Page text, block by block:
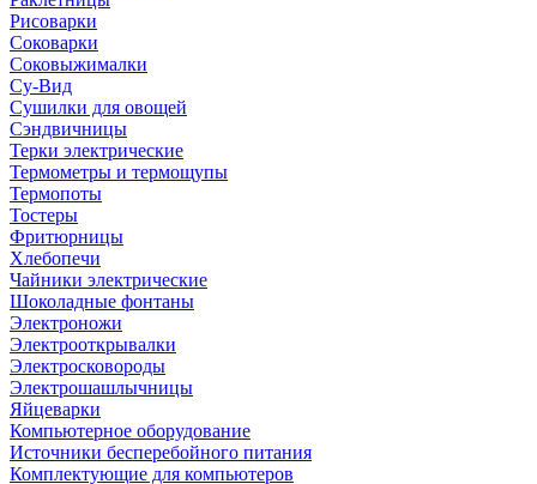
Рисоварки
Соковарки
Соковыжималки
Су-Вид
Сушилки для овощей
Сэндвичницы
Терки электрические
Термометры и термощупы
Термопоты
Тостеры
Фритюрницы
Хлебопечи
Чайники электрические
Шоколадные фонтаны
Электроножи
Электрооткрывалки
Электросковороды
Электрошашлычницы
Яйцеварки
Компьютерное оборудование
Источники бесперебойного питания
Комплектующие для компьютеров